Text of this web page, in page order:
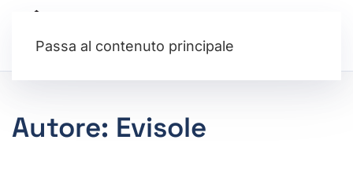
Passa al contenuto principale
Autore: Evisole